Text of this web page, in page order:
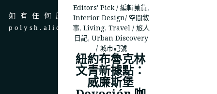
Editors' Pick / 編輯蒐貨,
Interior Design/ 空間敘
事,Living,Travel / 旅人
日記,Urban Discovery
/ 城市記號
紐約布魯克林
文青新據點：
威廉斯堡
如有任何廣告、商務合作，請 email 至
polysh.alice@gmail.com
© 2023THEPOLYSH.COM